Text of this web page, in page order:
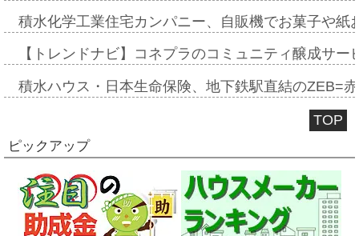
積水化学工業住宅カンパニー、自販機でお菓子や
【トレンドナビ】コネプラのコミュニティ醸成サ
積水ハウス・日本生命保険、地下鉄駅直結のZEB=
TOP
ピックアップ